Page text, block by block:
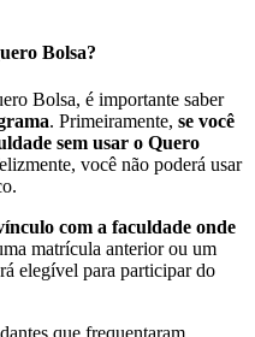
Bolsa?
Bolsa, é importante saber
. Primeiramente, se você
sem usar o Quero
você não poderá usar
com a faculdade onde
matrícula anterior ou um
elegível para participar do
que frequentaram